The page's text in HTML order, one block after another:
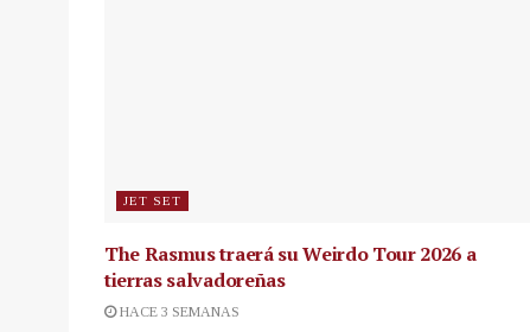
JET SET
The Rasmus traerá su Weirdo Tour 2026 a
tierras salvadoreñas
HACE 3 SEMANAS